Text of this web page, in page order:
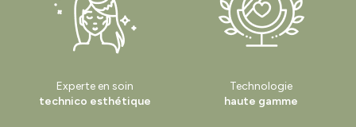
Experte en soin
technico esthétique
Technologie
haute gamme